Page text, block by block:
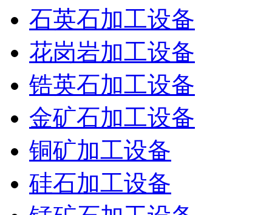
石英石加工设备
花岗岩加工设备
锆英石加工设备
金矿石加工设备
铜矿加工设备
硅石加工设备